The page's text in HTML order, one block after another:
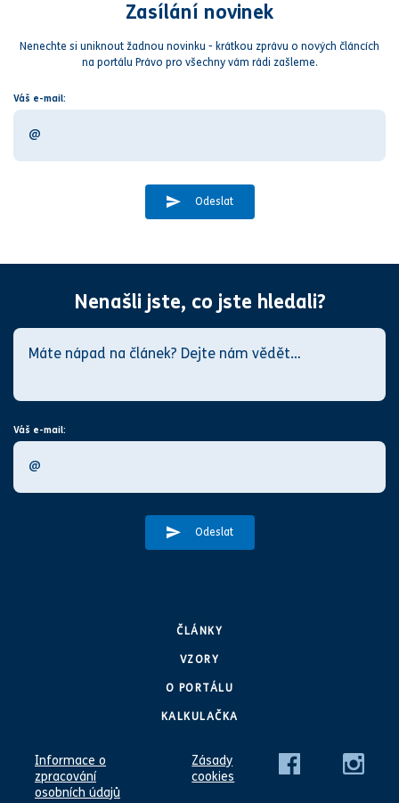
Zasílání novinek
Nenechte si uniknout žadnou novinku - krátkou zprávu o nových článcích
na portálu Právo pro všechny vám rádi zašleme.
Váš e-mail:
Odeslat
Nenašli jste, co jste hledali?
Váš e-mail:
Odeslat
ČLÁNKY
VZORY
O PORTÁLU
KALKULAČKA
Informace o
zpracování
osobních údajů
Zásady
cookies